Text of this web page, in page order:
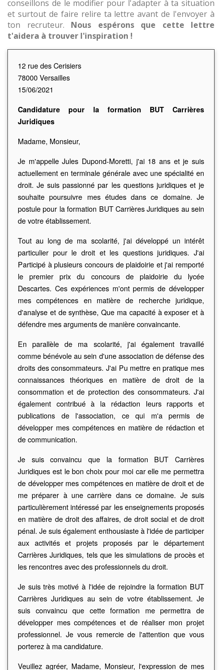
conseillons de le modifier pour l'adapter à ta situation
et surtout de faire relire ta lettre avant de l'envoyer à
ton recruteur. Nous espérons que cette lettre
t'aidera à trouver l'inspiration !
12 rue des Cerisiers
78000 Versailles
15/06/2021
Candidature pour la formation BUT Carrières
Juridiques
Madame, Monsieur,
Je m'appelle Jules Dupond-Moretti, j'ai 18 ans et je suis
actuellement en terminale générale avec une spécialité en
droit. Je suis passionné par les questions juridiques et je
souhaite poursuivre mes études dans ce domaine. Je
postule pour la formation BUT Carrières Juridiques au sein
de votre établissement.
Tout au long de ma scolarité, j'ai développé un intérêt
particulier pour le droit et les questions juridiques. J'ai
Participé à plusieurs concours de plaidoirie et j'ai remporté
le premier prix du concours de plaidoirie du lycée
Descartes. Ces expériences m'ont permis de développer
mes compétences en matière de recherche juridique,
d'analyse et de synthèse, Que ma capacité à exposer et à
défendre mes arguments de manière convaincante.
En parallèle de ma scolarité, j'ai également travaillé
comme bénévole au sein d'une association de défense des
droits des consommateurs. J'ai Pu mettre en pratique mes
connaissances théoriques en matière de droit de la
consommation et de protection des consommateurs. J'ai
également contribué à la rédaction Ieurs rapports et
publications de l'association, ce qui m'a permis de
développer mes compétences en matière de rédaction et
de communication.
Je suis convaincu que la formation BUT Carrières
Juridiques est le bon choix pour moi car elle me permettra
de développer mes compétences en matière de droit et de
me préparer à une carrière dans ce domaine. Je suis
particulièrement intéressé par les enseignements proposés
en matière de droit des affaires, de droit social et de droit
pénal. Je suis également enthousiaste à l'idée de participer
aux activités et projets proposés par le département
Carrières Juridiques, tels que les simulations de procès et
les rencontres avec des professionnels du droit.
Je suis très motivé à l'idée de rejoindre la formation BUT
Carrières Juridiques au sein de votre établissement. Je
suis convaincu que cette formation me permettra de
développer mes compétences et de réaliser mon projet
professionnel. Je vous remercie de l'attention que vous
porterez à ma candidature.
Veuillez agréer, Madame, Monsieur, l'expression de mes